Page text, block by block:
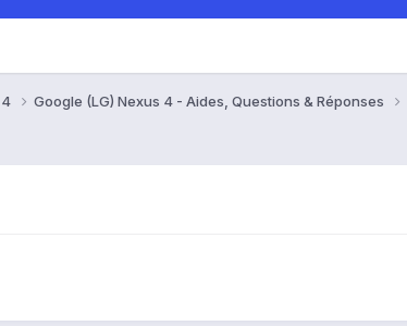
4
Google (LG) Nexus 4 - Aides, Questions & Réponses